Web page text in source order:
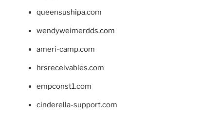
queensushipa.com
wendyweimerdds.com
ameri-camp.com
hrsreceivables.com
empconst1.com
cinderella-support.com